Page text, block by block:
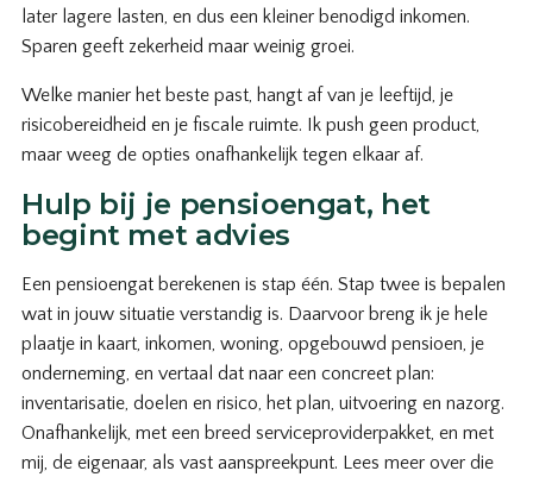
later lagere lasten, en dus een kleiner benodigd inkomen.
Sparen geeft zekerheid maar weinig groei.
Welke manier het beste past, hangt af van je leeftijd, je
risicobereidheid en je fiscale ruimte. Ik push geen product,
maar weeg de opties onafhankelijk tegen elkaar af.
Hulp bij je pensioengat, het
begint met advies
Een pensioengat berekenen is stap één. Stap twee is bepalen
wat in jouw situatie verstandig is. Daarvoor breng ik je hele
plaatje in kaart, inkomen, woning, opgebouwd pensioen, je
onderneming, en vertaal dat naar een concreet plan:
inventarisatie, doelen en risico, het plan, uitvoering en nazorg.
Onafhankelijk, met een breed serviceproviderpakket, en met
mij, de eigenaar, als vast aanspreekpunt. Lees meer over die